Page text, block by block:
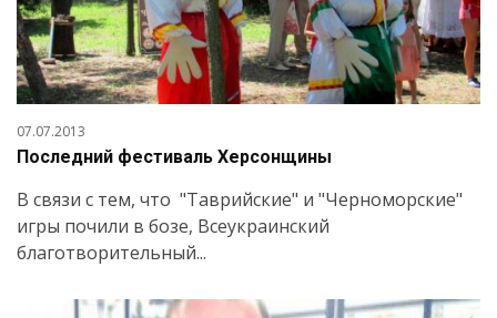
07.07.2013
Последний фестиваль Херсонщины
В связи с тем, что "Таврийские" и "Черноморские"
игры почили в бозе, Всеукраинский
благотворительный...